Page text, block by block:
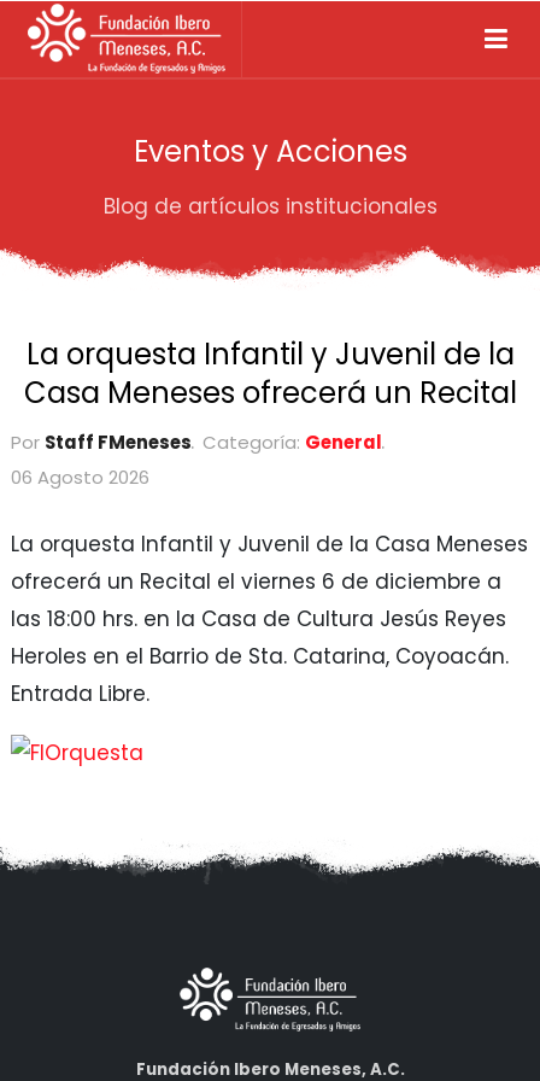
Eventos y Acciones
Blog de artículos institucionales
La orquesta Infantil y Juvenil de la
Casa Meneses ofrecerá un Recital
Por Staff FMeneses Categoría: General
06 Agosto 2026
La orquesta Infantil y Juvenil de la Casa Meneses
ofrecerá un Recital el viernes 6 de diciembre a
las 18:00 hrs. en la Casa de Cultura Jesús Reyes
Heroles en el Barrio de Sta. Catarina, Coyoacán.
Entrada Libre.
Fundación Ibero Meneses, A.C.